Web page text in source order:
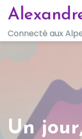
Skip
content
Connecté aux
Un